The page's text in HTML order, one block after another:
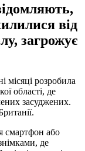
від
загрожує
місяці розробила
області, де
засуджених.
смартфон або
де